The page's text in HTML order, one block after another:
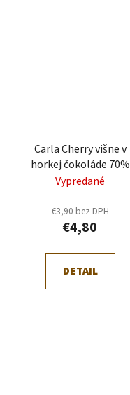
Carla Cherry višne v
horkej čokoláde 70%
190g (VH711)
Vypredané
€3,90 bez DPH
€4,80
DETAIL